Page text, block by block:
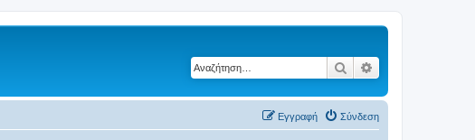
Αναζήτηση
Σύνδεση
Εγγραφή